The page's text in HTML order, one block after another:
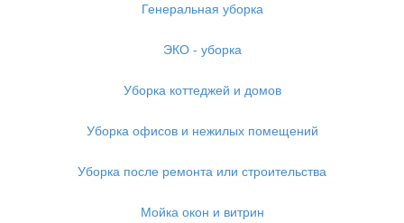
Генеральная уборка
ЭКО - уборка
Уборка коттеджей и домов
Уборка офисов и нежилых помещений
Уборка после ремонта или строительства
Мойка окон и витрин